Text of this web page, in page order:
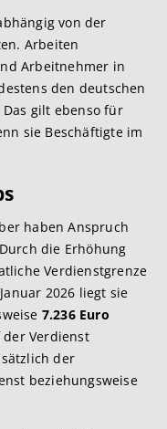
von der
Arbeiten
Arbeitnehmer in
den deutschen
gilt ebenso für
sie Beschäftigte im
haben Anspruch
die Erhöhung
Verdienstgrenze
2026 liegt sie
7.236 Euro
Verdienst
der
beziehungsweise